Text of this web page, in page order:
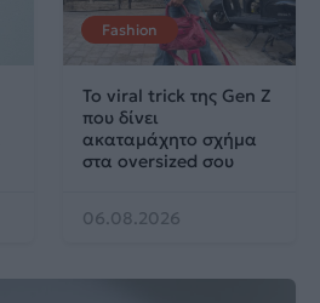
Fashion
Το viral trick της Gen Z
που δίνει
ακαταμάχητο σχήμα
στα oversized σου
06.08.2026